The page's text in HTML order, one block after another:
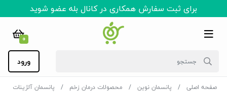
برای ثبت سفارش همکاری در کانال بله عضو شوید
0
ورود
صفحه اصلی پانسمان نوین محصولات درمان زخم پانسمان آلژینات